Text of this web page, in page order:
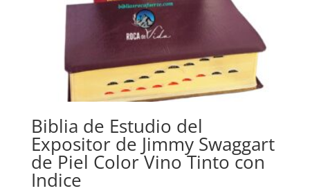
Biblia de Estudio del
Expositor de Jimmy Swaggart
de Piel Color Vino Tinto con
Indice